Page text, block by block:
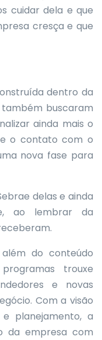
cuidar dela e que
cresça e que
dentro da
buscaram
ainda mais o
o contato com o
nova fase para
delas e ainda
ao lembrar da
do conteúdo
trouxe
e novas
Com a visão
planejamento, a
da empresa com